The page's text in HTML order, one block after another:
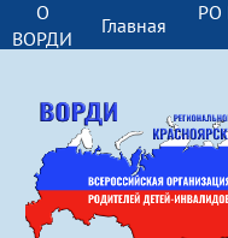
О
ВОРДИ
Главная
РО